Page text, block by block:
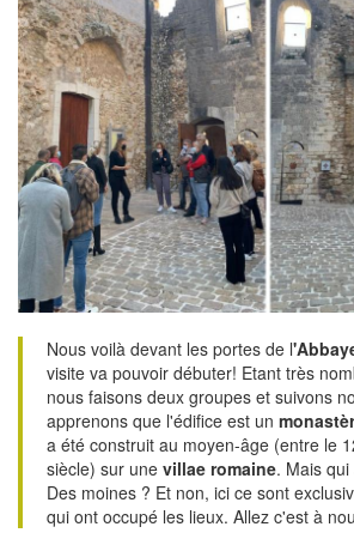
Nous voilà devant les portes de l
visite va pouvoir débuter! Etant très
nous faisons deux groupes et suivons
apprenons que l'édifice est un
a été construit au moyen-âge (entre le
siècle) sur une villae romaine. Mais
Des moines ? Et non, ici ce sont
qui ont occupé les lieux. Allez c'est à